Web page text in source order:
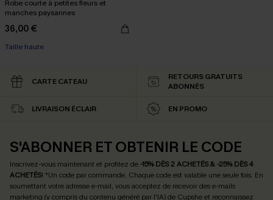
Robe courte à petites fleurs et
manches paysannes
36,00 €
Taille haute
CARTE CATEAU
RETOURS GRATUITS
ABONNÉS
LIVRAISON ÉCLAIR EN PROMO
S'ABONNER ET OBTENIR LE CODE
Inscrivez-vous maintenant et profitez de -15% DÈS 2 ACHETÉS & -25% DÈS 4
ACHETÉS! *Un code par commande. Chaque code est valable une seule fois. En
soumettant votre adresse e-mail, vous acceptez de recevoir des e-mails
marketing (y compris du contenu généré par l'IA) de Cupshe et reconnaissez